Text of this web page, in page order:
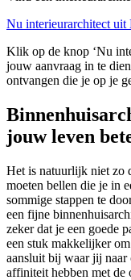
Nu interieurarchitect uit
Klik op de knop ‘Nu
jouw aanvraag in te
ontvangen die je op je
jouw leven
Het is natuurlijk niet zo
moeten bellen die je in
sommige stappen te
een fijne
zeker dat je een goede
een stuk makkelijker
aansluit bij waar jij
affiniteit hebben met de